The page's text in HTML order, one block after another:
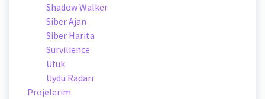
Shadow Walker
Siber Ajan
Siber Harita
Survilience
Ufuk
Uydu Radarı
Projelerim